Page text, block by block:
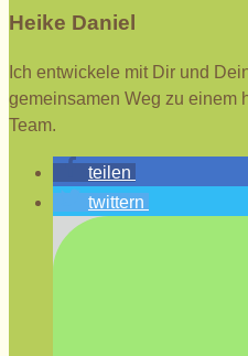
Heike Daniel
Ich entwickele mit Dir und
gemeinsamen Weg zu einem
Team.
teilen
twittern